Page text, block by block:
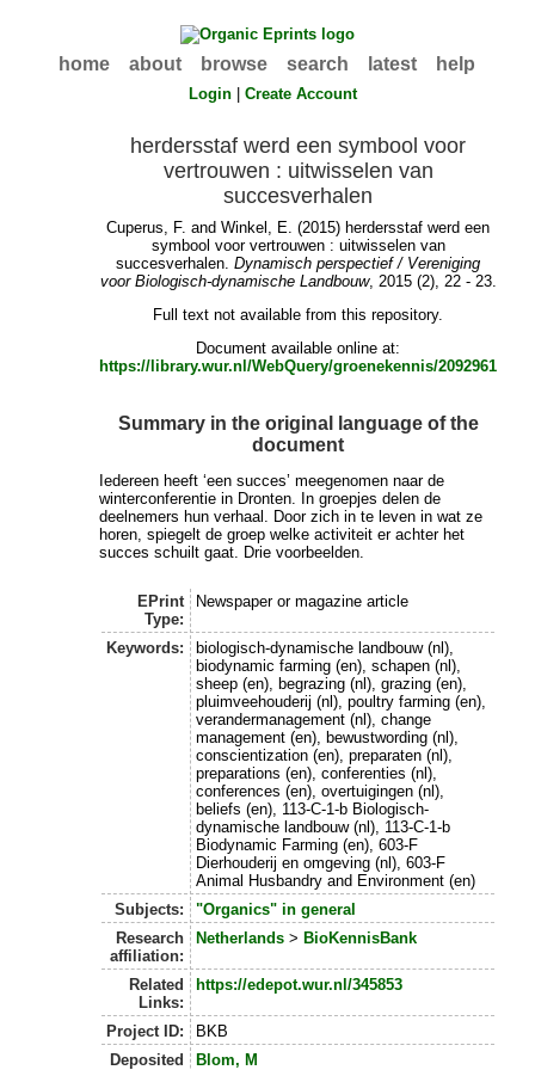
home about browse search latest help
Login |Create Account
herdersstaf werd een symbool voor
vertrouwen : uitwisselen van
succesverhalen
Cuperus, F. andWinkel, E. (2015) herdersstaf werd een
symbool voor vertrouwen : uitwisselen van
succesverhalen.Dynamisch perspectief / Vereniging
voor Biologisch-dynamische Landbouw, 2015 (2), 22 - 23.
Full text not available from this repository.
Document available online at:
https://library.wur.nl/WebQuery/groenekennis/2092961
Summary in the original language of the
document
Iedereen heeft ‘een succes’ meegenomen naar de
winterconferentie in Dronten. In groepjes delen de
deelnemers hun verhaal. Door zich in te leven in wat ze
horen, spiegelt de groep welke activiteit er achter het
succes schuilt gaat. Drie voorbeelden.
EPrint
Type:
Newspaper or magazine article
Keywords:
biologisch-dynamische landbouw (nl),
biodynamic farming (en), schapen (nl),
sheep (en), begrazing (nl), grazing (en),
pluimveehouderij (nl), poultry farming (en),
verandermanagement (nl), change
management (en), bewustwording (nl),
conscientization (en), preparaten (nl),
preparations (en), conferenties (nl),
conferences (en), overtuigingen (nl),
beliefs (en), 113-C-1-b Biologisch-
dynamische landbouw (nl), 113-C-1-b
Biodynamic Farming (en), 603-F
Dierhouderij en omgeving (nl), 603-F
Animal Husbandry and Environment (en)
Subjects:
"Organics" in general
Research
affiliation:
Netherlands> BioKennisBank
Related
Links:
https://edepot.wur.nl/345853
Project ID:
BKB
Deposited
Blom, M